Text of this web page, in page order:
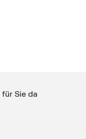
Sie da